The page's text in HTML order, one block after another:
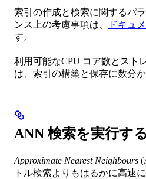
索引の作成と検索に関するパ
ンス上の考慮事項は、
ドキュ
す。
利用可能なCPU コア数とスト
は、索引の構築と保存に数分
ANN 検索を実行する
Approximate Nearest Neighbours
トル検索よりもはるかに高速